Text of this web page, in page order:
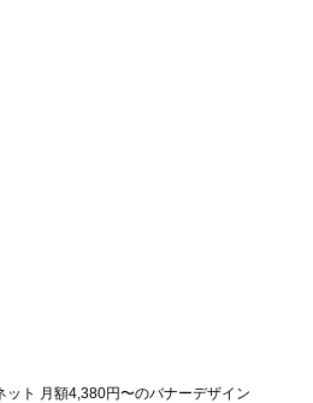
ト 月額4,380円〜のバナーデザイン